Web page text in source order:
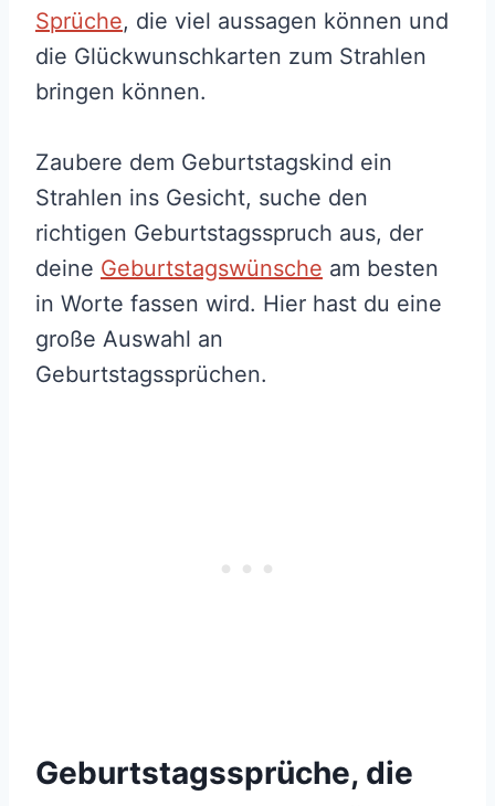
Sprüche, die viel aussagen können und
die Glückwunschkarten zum Strahlen
bringen können.
Zaubere dem Geburtstagskind ein
Strahlen ins Gesicht, suche den
richtigen Geburtstagsspruch aus, der
deine Geburtstagswünsche am besten
in Worte fassen wird. Hier hast du eine
große Auswahl an
Geburtstagssprüchen.
Geburtstagssprüche, die